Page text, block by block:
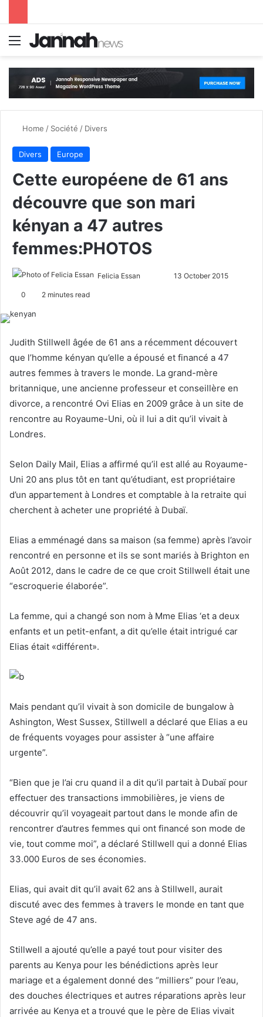
Menu
Home / Société / Divers
Divers Europe
Cette européene de 61 ans
découvre que son mari
kényan a 47 autres
femmes:PHOTOS
Felicia Essan
w
o
n
X
n
e
m
a
i
13 October 2015
0 2 minutes read
Judith Stillwell âgée de 61 ans a récemment découvert
que l’homme kényan qu’elle a épousé et financé a 47
autres femmes à travers le monde. La grand-mère
britannique, une ancienne professeur et conseillère en
divorce, a rencontré Ovi Elias en 2009 grâce à un site de
rencontre au Royaume-Uni, où il lui a dit qu’il vivait à
Londres.
Selon Daily Mail, Elias a affirmé qu’il est allé au Royaume-
Uni 20 ans plus tôt en tant qu’étudiant, est propriétaire
d’un appartement à Londres et comptable à la retraite qui
cherchent à acheter une propriété à Dubaï.
Elias a emménagé dans sa maison (sa femme) après l’avoir
rencontré en personne et ils se sont mariés à Brighton en
Août 2012, dans le cadre de ce que croit Stillwell était une
“escroquerie élaborée”.
La femme, qui a changé son nom à Mme Elias ‘et a deux
enfants et un petit-enfant, a dit qu’elle était intrigué car
Elias était «différent».
Mais pendant qu’il vivait à son domicile de bungalow à
Ashington, West Sussex, Stillwell a déclaré que Elias a eu
de fréquents voyages pour assister à “une affaire
urgente”.
“Bien que je l’ai cru quand il a dit qu’il partait à Dubaï pour
effectuer des transactions immobilières, je viens de
découvrir qu’il voyageait partout dans le monde afin de
rencontrer d’autres femmes qui ont financé son mode de
vie, tout comme moi”, a déclaré Stillwell qui a donné Elias
33.000 Euros de ses économies.
Elias, qui avait dit qu’il avait 62 ans à Stillwell, aurait
discuté avec des femmes à travers le monde en tant que
Steve agé de 47 ans.
Stillwell a ajouté qu’elle a payé tout pour visiter des
parents au Kenya pour les bénédictions après leur
mariage et a également donné des “milliers” pour l’eau,
des douches électriques et autres réparations après leur
arrivée au Kenya et a trouvé que le père de Elias vivait